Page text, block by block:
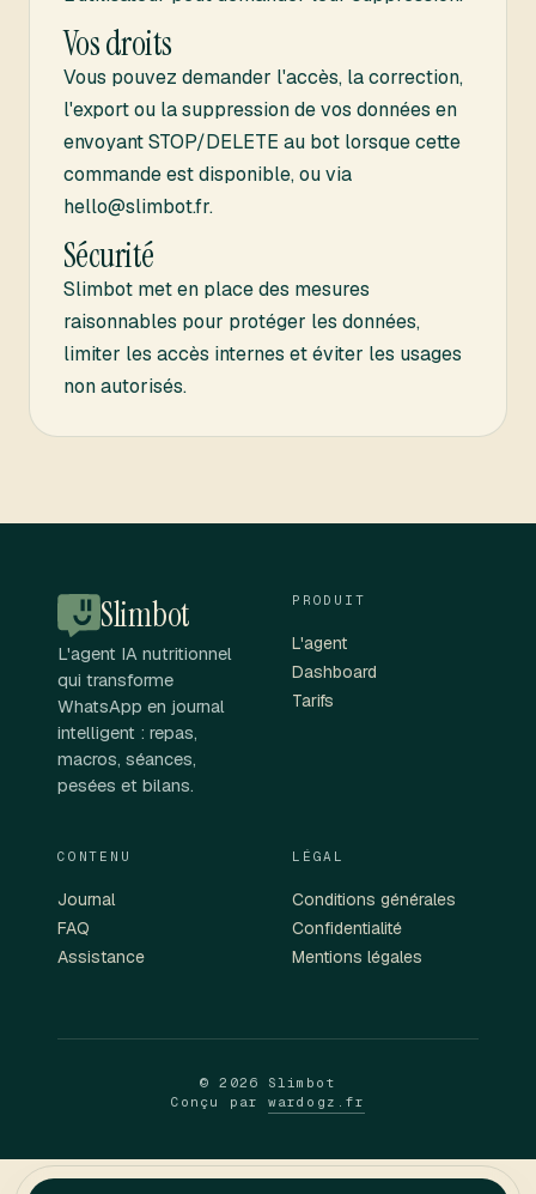
Vos droits
Vous pouvez demander l'accès, la correction,
l'export ou la suppression de vos données en
envoyant STOP/DELETE au bot lorsque cette
commande est disponible, ou via
hello@slimbot.fr.
Sécurité
Slimbot met en place des mesures
raisonnables pour protéger les données,
limiter les accès internes et éviter les usages
non autorisés.
Slimbot
L'agent IA nutritionnel
qui transforme
WhatsApp en journal
intelligent : repas,
macros, séances,
pesées et bilans.
PRODUIT
L'agent
Dashboard
Tarifs
CONTENU
Journal
FAQ
Assistance
LÉGAL
Conditions générales
Confidentialité
Mentions légales
© 2026 Slimbot
Conçu par wardogz.fr